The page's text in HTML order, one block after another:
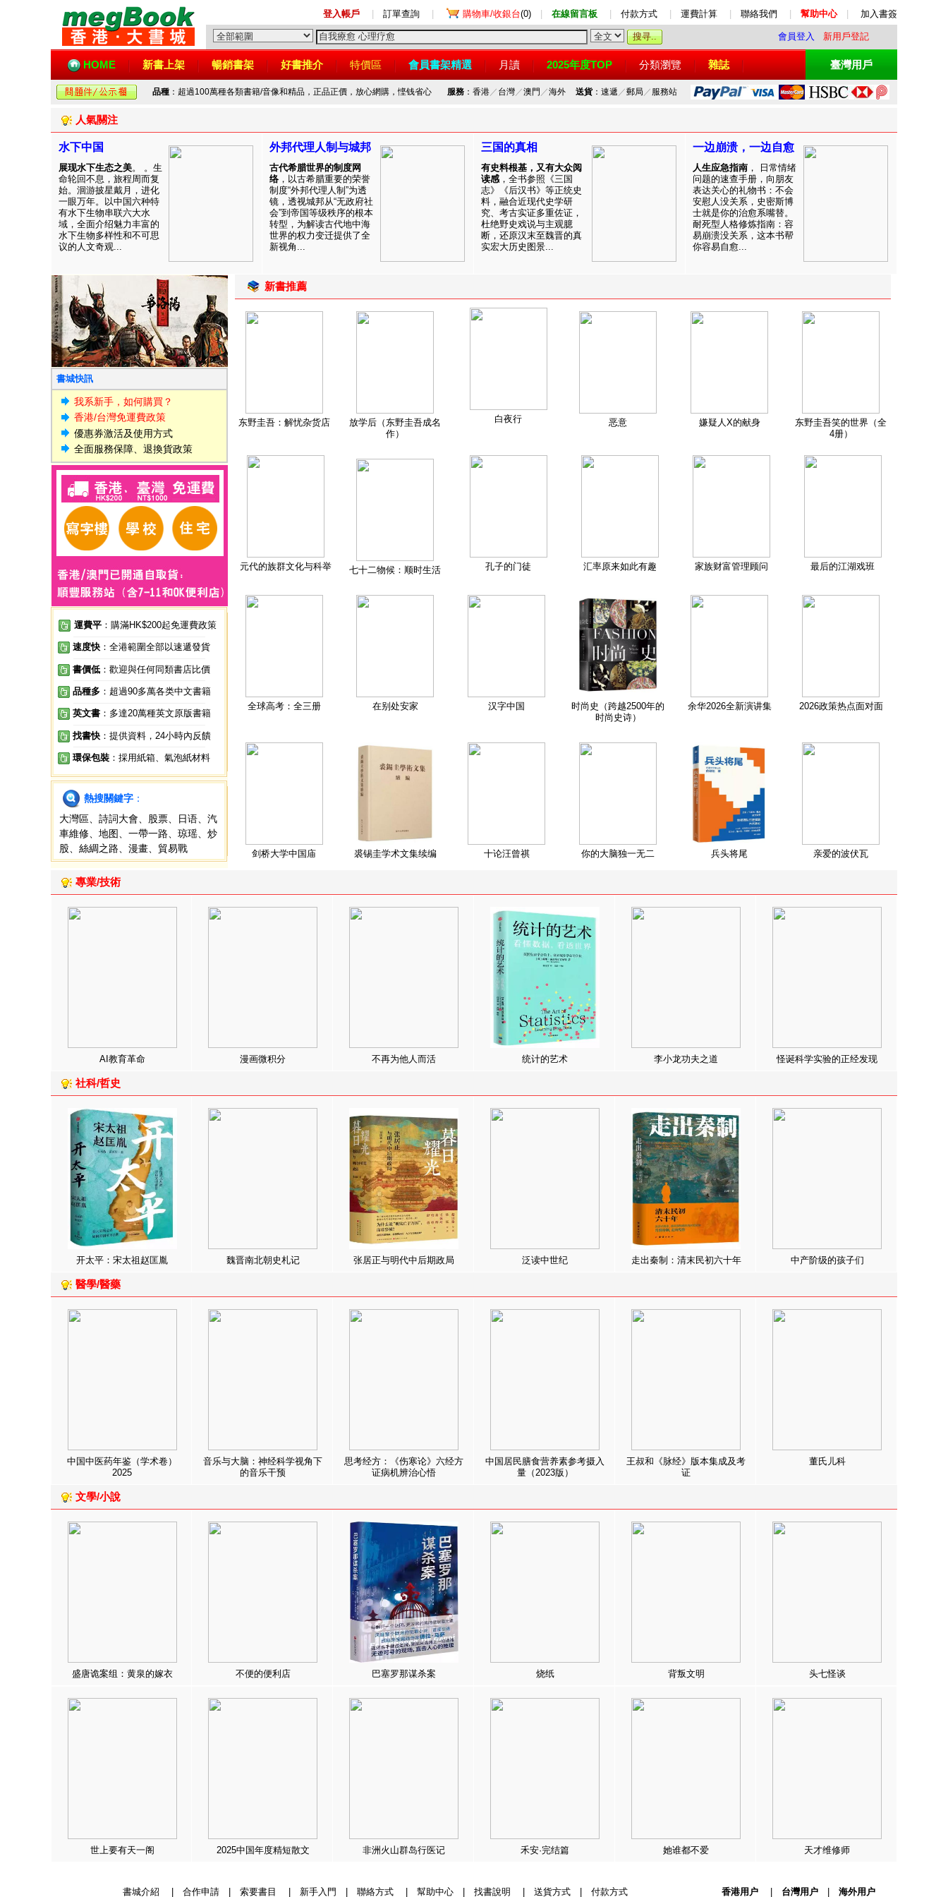
登入帳戶 訂單查詢 購物車/收銀台(0) 在線留言板 付款方式 運費計算 聯絡我們 幫助中心 加入書簽
會員登入 新用戶登記
HOME 新書上架 暢銷書架 好書推介 特價區 會員書架精選 月讀 2025年度TOP 分類瀏覽 雜誌 臺灣用戶
品種 ：超過100萬種各類書籍/音像和精品，正品正價，放心網購，悭钱省心 服務：香港／ 台灣／澳門 ／海外 送貨：速遞 ／郵局 ／ 服務站
人氣關注
水下中国
展现水下生态之美。 。生
命轮回不息，旅程周而复
始。洄游披星戴月，进化
一眼万年。以中国六种特
有水下生物串联六大水
域，全面介绍魅力丰富的
水下生物多样性和不可思
议的人文奇观...
外邦代理人制与城邦
古代希腊世界的制度网
络 ，以古希腊重要的荣誉
制度“外邦代理人制”为透
镜，透视城邦从“无政府社
会”到帝国等级秩序的根本
转型，为解读古代地中海
世界的权力变迁提供了全
新视角...
三国的真相
有史料根基，又有大众阅
读感 ，全书参照《三国
志》《后汉书》等正统史
料，融合近现代史学研
究、考古实证多重佐证，
杜绝野史戏说与主观臆
断，还原汉末至魏晋的真
实宏大历史图景...
一边崩溃，一边自愈
人生应急指南 ， 日常情绪
问题的速查手册，向朋友
表达关心的礼物书：不会
安慰人没关系，史密斯博
士就是你的治愈系嘴替。
耐死型人格修炼指南：容
易崩溃没关系，这本书帮
你容易自愈...
書城快訊
我系新手，如何購買？
香港/台灣免運費政策
優惠券激活及使用方式
全面服務保障、退換貨政策
運費平 ：購滿HK$200起免運費政策
速度快 ：全港範圍全部以速遞發貨
書價低 ：歡迎與任何同類書店比價
品種多 ：超過90多萬各类中文書籍
英文書 ：多達20萬種英文原版書籍
找書快 ：提供資料，24小時內反饋
環保包裝 ：採用紙箱、氣泡紙材料
熱搜關鍵字 ：
大灣區
詩詞大會 股票 日语
汽
車維修
地图 一帶一路 琼瑶
炒
股
絲綢之路 漫畫 貿易戰
新書推薦
东野圭吾：解忧杂货店
放学后（东野圭吾成名
作）
白夜行 恶意 嫌疑人X的献身
东野圭吾笑的世界（全
4册）
元代的族群文化与科举 七十二物候：顺时生活 孔子的门徒 汇率原来如此有趣 家族财富管理顾问 最后的江湖戏班
全球高考：全三册 在别处安家 汉字中国
时尚史（跨越2500年的
时尚史诗）
余华2026全新演讲集 2026政策热点面对面
剑桥大学中国庙 裘锡圭学术文集续编 十论汪曾祺 你的大脑独一无二 兵头将尾 亲爱的波伏瓦
專業/技術
AI教育革命 漫画微积分 不再为他人而活 统计的艺术 李小龙功夫之道 怪诞科学实验的正经发现
社科/哲史
开太平：宋太祖赵匡胤 魏晋南北朝史札记 张居正与明代中后期政局 泛读中世纪 走出秦制：清末民初六十年 中产阶级的孩子们
醫學/醫藥
中国中医药年鉴（学术卷）
2025
音乐与大脑：神经科学视角下
的音乐干预
思考经方：《伤寒论》六经方
证病机辨治心悟
中国居民膳食营养素参考摄入
量（2023版）
王叔和《脉经》版本集成及考
证
董氏儿科
文學/小說
盛唐诡案组：黄泉的嫁衣 不便的便利店 巴塞罗那谋杀案 烧纸 背叛文明 头七怪谈
世上要有天一阁 2025中国年度精短散文 非洲火山群岛行医记 禾安·完结篇 她谁都不爱 天才维修师
書城介紹 合作申請| 索要書目 新手入門 聯絡方式| 幫助中心| 找書說明 送貨方式| 付款方式 香港用户| 台灣用户| 海外用户